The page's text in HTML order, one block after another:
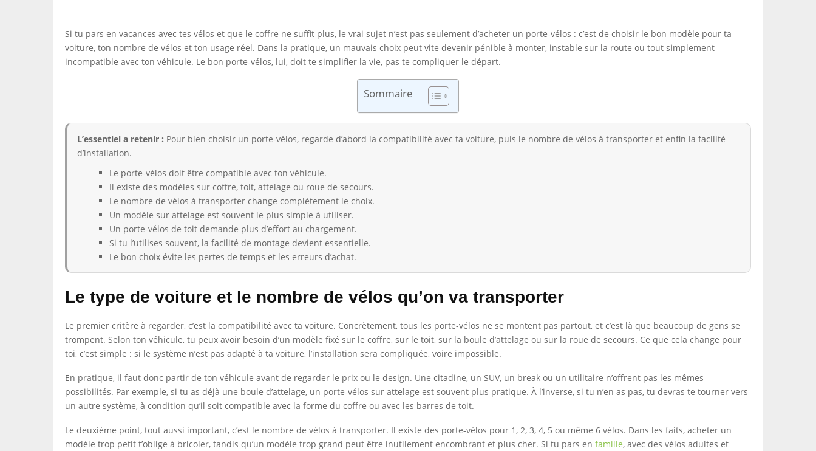
Si tu pars en vacances avec tes vélos et que le coffre ne suffit plus, le vrai sujet n’est pas seulement d’acheter un porte-vélos : c’est de choisir le bon modèle pour ta
voiture, ton nombre de vélos et ton usage réel. Dans la pratique, un mauvais choix peut vite devenir pénible à monter, instable sur la route ou tout simplement
incompatible avec ton véhicule. Le bon porte-vélos, lui, doit te simplifier la vie, pas te compliquer le départ.
Sommaire
L’essentiel a retenir : Pour bien choisir un porte-vélos, regarde d’abord la compatibilité avec ta voiture, puis le nombre de vélos à transporter et enfin la facilité
d’installation.
Le porte-vélos doit être compatible avec ton véhicule.
Il existe des modèles sur coffre, toit, attelage ou roue de secours.
Le nombre de vélos à transporter change complètement le choix.
Un modèle sur attelage est souvent le plus simple à utiliser.
Un porte-vélos de toit demande plus d’effort au chargement.
Si tu l’utilises souvent, la facilité de montage devient essentielle.
Le bon choix évite les pertes de temps et les erreurs d’achat.
Le type de voiture et le nombre de vélos qu’on va transporter
Le premier critère à regarder, c’est la compatibilité avec ta voiture. Concrètement, tous les porte-vélos ne se montent pas partout, et c’est là que beaucoup de gens se
trompent. Selon ton véhicule, tu peux avoir besoin d’un modèle fixé sur le coffre, sur le toit, sur la boule d’attelage ou sur la roue de secours. Ce que cela change pour
toi, c’est simple : si le système n’est pas adapté à ta voiture, l’installation sera compliquée, voire impossible.
En pratique, il faut donc partir de ton véhicule avant de regarder le prix ou le design. Une citadine, un SUV, un break ou un utilitaire n’offrent pas les mêmes
possibilités. Par exemple, si tu as déjà une boule d’attelage, un porte-vélos sur attelage est souvent plus pratique. À l’inverse, si tu n’en as pas, tu devras te tourner vers
un autre système, à condition qu’il soit compatible avec la forme du coffre ou avec les barres de toit.
Le deuxième point, tout aussi important, c’est le nombre de vélos à transporter. Il existe des porte-vélos pour 1, 2, 3, 4, 5 ou même 6 vélos. Dans les faits, acheter un
modèle trop petit t’oblige à bricoler, tandis qu’un modèle trop grand peut être inutilement encombrant et plus cher. Si tu pars en famille, avec des vélos adultes et